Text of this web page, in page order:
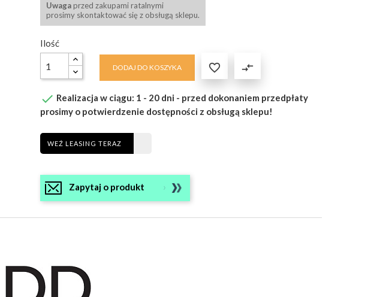
Uwagaprzed zakupami ratalnymi
prosimy skontaktować się z obsługą sklepu.
Ilość
DODAJ DO KOSZYKA  compare_arrows
 Realizacja w ciągu: 1 - 20 dni - przed dokonaniem przedpłaty
prosimy o potwierdzenie dostępności z obsługą sklepu!
WEŹ LEASING TERAZ
Zapytaj o produkt